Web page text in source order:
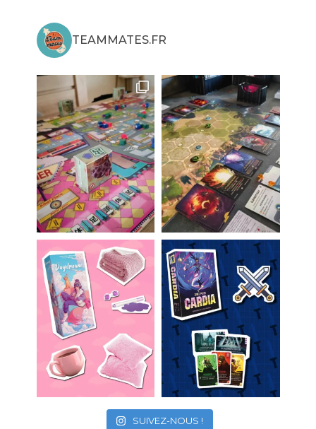
TEAMMATES.FR
SUIVEZ-NOUS !